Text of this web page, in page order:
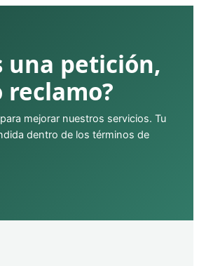
una petición,
reclamo?
para mejorar nuestros servicios. Tu
dentro de los términos de